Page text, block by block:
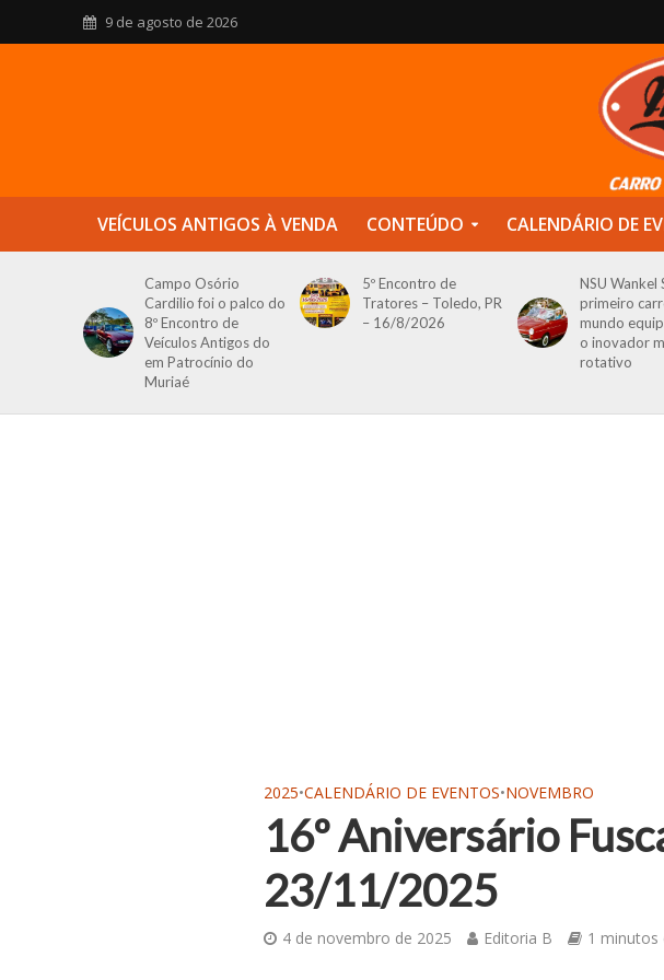
9 de agosto de 2026
VEÍCULOS ANTIGOS À VENDA CONTEÚDO CALENDÁRIO DE
Campo Osório
Cardilio foi o palco do
8º Encontro de
Veículos Antigos do
em Patrocínio do
Muriaé
5º Encontro de
Tratores – Toledo, PR
– 16/8/2026
NSU Wankel
primeiro
mundo
o inovador
rotativo
2025•CALENDÁRIO DE EVENTOS•NOVEMBRO
16º Aniversário
23/11/2025
4 de novembro de 2025 Editoria B 1 minutos